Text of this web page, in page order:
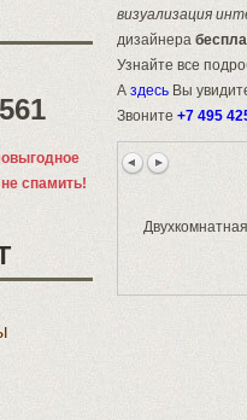
спамить!
визуализация
дизайнера
Узнайте все
А здесь Вы
Звоните +7 495